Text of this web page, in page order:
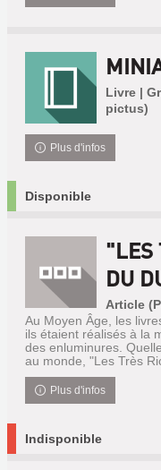
Livre |
pictus)
Plus d'infos
Disponible
"LES
DU
Article
Au Moyen Âge, les
ils étaient réalisés à la
des enluminures.
au monde, "Les Très
Plus d'infos
Indisponible